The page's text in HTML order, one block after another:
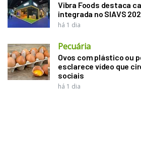
Vibra Foods destaca
integrada no SIAVS
há 1 dia
Pecuária
Ovos com plástico ou
esclarece vídeo que
sociais
há 1 dia